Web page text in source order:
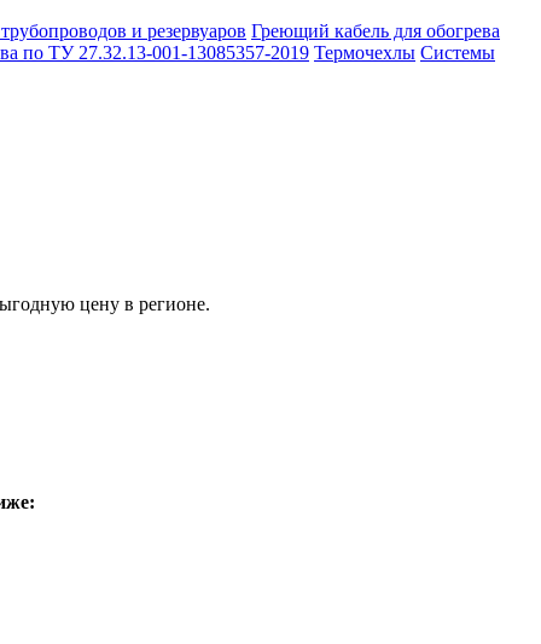
и резервуаров Греющий кабель для обогрева
по ТУ 27.32.13-001-13085357-2019 Термочехлы Системы
цену в регионе.